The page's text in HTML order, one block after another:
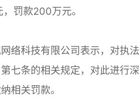
罚款200万元。
科技有限公司表示，对执法
七条的相关规定，对此进行深
相关罚款。